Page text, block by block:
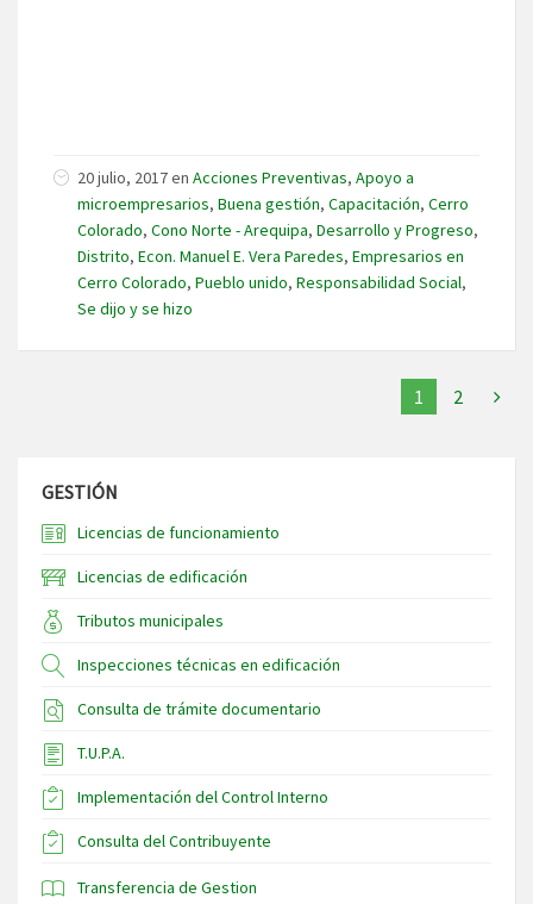
20 julio, 2017en Acciones Preventivas, Apoyo a
microempresarios, Buena gestión, Capacitación, Cerro
Colorado, Cono Norte - Arequipa, Desarrollo y Progreso,
Distrito, Econ. Manuel E. Vera Paredes, Empresarios en
Cerro Colorado, Pueblo unido, Responsabilidad Social,
Se dijo y se hizo
1 2
GESTIÓN
Licencias de funcionamiento
Licencias de edificación
Tributos municipales
Inspecciones técnicas en edificación
Consulta de trámite documentario
T.U.P.A.
Implementación del Control Interno
Consulta del Contribuyente
Transferencia de Gestion